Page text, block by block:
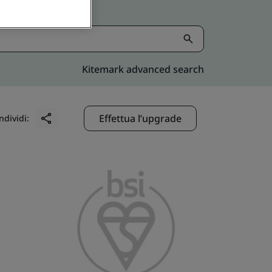
Kitemark advanced search
Effettua l’upgrade